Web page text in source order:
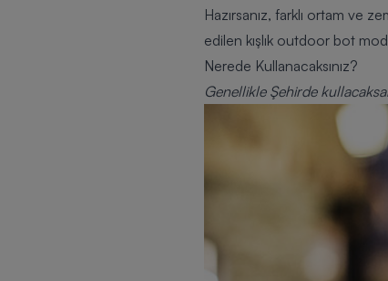
Hazırsanız, farklı ortam ve
edilen kışlık outdoor bot
Nerede Kullanacaksınız?
Genellikle Şehirde